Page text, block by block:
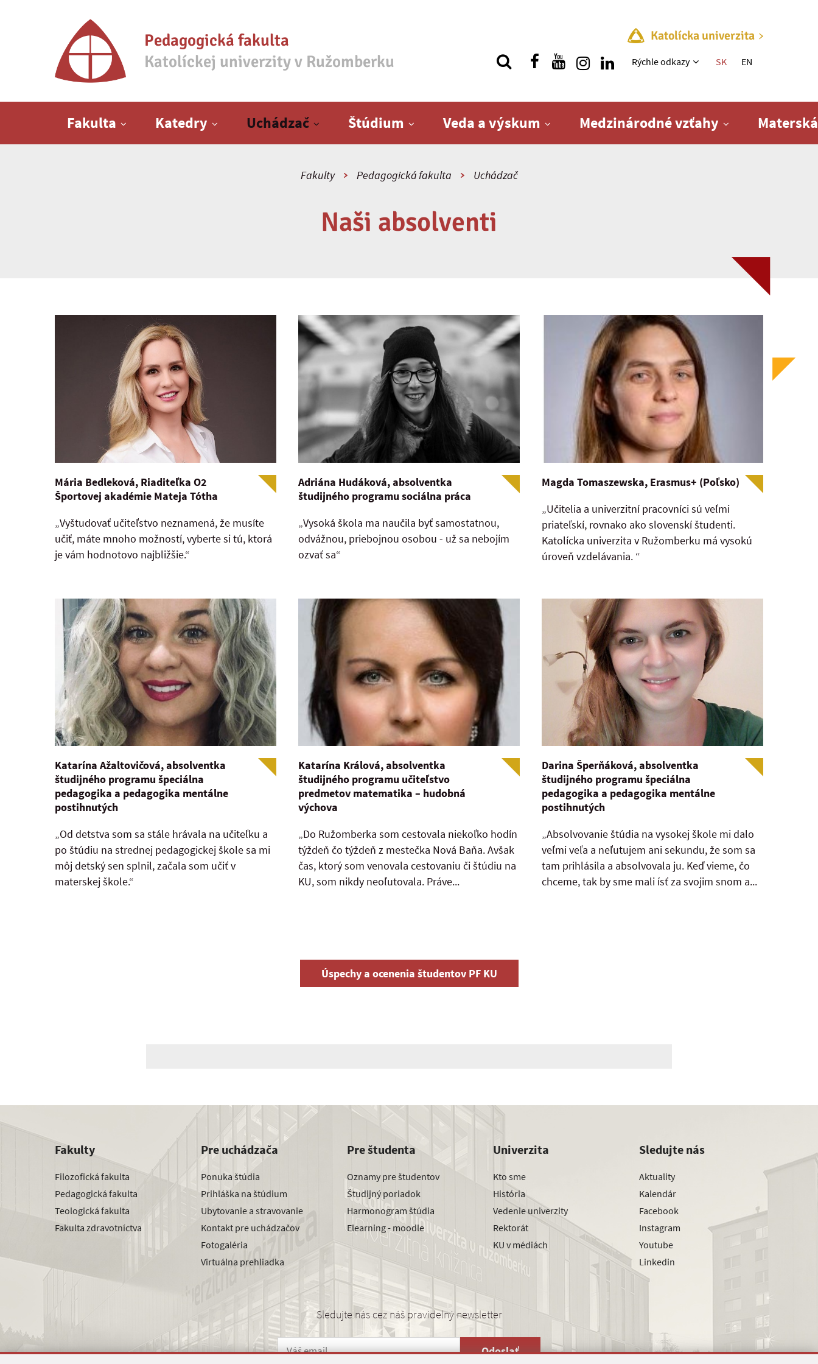
Pedagogická fakulta
Katolíckej univerzity v Ružomberku
Katolícka univerzita
Rýchle menu
Rýchle odkazy SK EN
Fakulta Katedry Uchádzač Štúdium Veda a výskum Medzinárodné vzťahy
Fakulty Pedagogická fakulta Uchádzač
Naši absolventi
Mária Bedleková, Riaditeľka O2
Športovej akadémie Mateja Tótha
„Vyštudovať učiteľstvo neznamená, že musíte
učiť, máte mnoho možností, vyberte si tú, ktorá
je vám hodnotovo najbližšie.“
Adriána Hudáková, absolventka
študijného programu sociálna práca
„Vysoká škola ma naučila byť samostatnou,
odvážnou, priebojnou osobou - už sa nebojím
ozvať sa“
Magda Tomaszewska, Erasmus+ (Poľsko)
„Učitelia a univerzitní pracovníci sú veľmi
priateľskí, rovnako ako slovenskí študenti.
Katolícka univerzita v Ružomberku má vysokú
úroveň vzdelávania. “
Katarína Ažaltovičová, absolventka
študijného programu špeciálna
pedagogika a pedagogika mentálne
postihnutých
„Od detstva som sa stále hrávala na učiteľku a
po štúdiu na strednej pedagogickej škole sa mi
môj detský sen splnil, začala som učiť v
materskej škole.“
Katarína Králová, absolventka
študijného programu učiteľstvo
predmetov matematika – hudobná
výchova
„Do Ružomberka som cestovala niekoľko hodín
týždeň čo týždeň z mestečka Nová Baňa. Avšak
čas, ktorý som venovala cestovaniu či štúdiu na
KU, som nikdy neoľutovala. Práve...
Darina Šperňáková, absolventka
študijného programu špeciálna
pedagogika a pedagogika mentálne
postihnutých
„Absolvovanie štúdia na vysokej škole mi dalo
veľmi veľa a neľutujem ani sekundu, že som sa
tam prihlásila a absolvovala ju. Keď vieme, čo
chceme, tak by sme mali ísť za svojim snom a...
Úspechy a ocenenia študentov PF KU
Fakulty
Filozofická fakulta
Pedagogická fakulta
Teologická fakulta
Fakulta zdravotníctva
Pre uchádzača
Ponuka štúdia
Prihláška na štúdium
Ubytovanie a stravovanie
Kontakt pre uchádzačov
Fotogaléria
Virtuálna prehliadka
Pre študenta
Oznamy pre študentov
Študijný poriadok
Harmonogram štúdia
Elearning - moodle
Univerzita
Kto sme
História
Vedenie univerzity
Rektorát
KU v médiách
Sledujte nás
Aktuality
Kalendár
Facebook
Instagram
Youtube
Linkedin
Sledujte nás cez náš pravidelný newsletter
Odoslať